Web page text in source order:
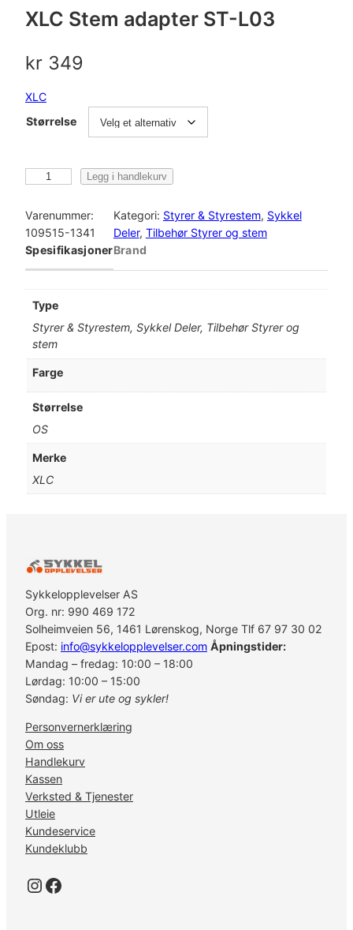
XLC Stem adapter ST-L03
kr 349
XLC
Størrelse
C
S
t
a
l
l
Legg i handlekurv
Varenummer:
109515-1341
Kategori: Styrer & Styrestem, Sykkel
Deler, Tilbehør Styrer og stem
SpesifikasjonerBrand
Type
Styrer & Styrestem, Sykkel Deler, Tilbehør Styrer og
stem
Farge
Størrelse
OS
Merke
XLC
Sykkelopplevelser AS
Org. nr: 990 469 172
Solheimveien 56, 1461 Lørenskog, Norge Tlf 67 97 30 02
Epost: info@sykkelopplevelser.com Åpningstider:
Mandag – fredag: 10:00 – 18:00
Lørdag: 10:00 – 15:00
Søndag: Vi er ute og sykler!
Personvernerklæring
Om oss
Handlekurv
Kassen
Verksted & Tjenester
Utleie
Kundeservice
Kundeklubb
Instagram Facebook